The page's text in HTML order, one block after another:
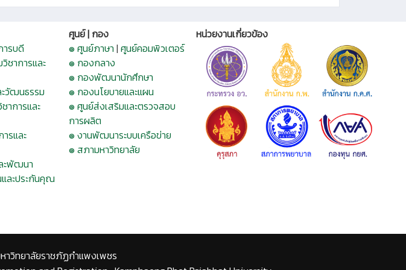
รบดี
ชาการและ
วัฒนธรรม
าการและ
รและ
ะพัฒนา
ละประกันคุณ
ศูนย์ | กอง
๏ ศูนย์ภาษา |ศูนย์คอมพิวเตอร์
๏ กองกลาง
๏ กองพัฒนานักศึกษา
๏ กองนโยบายและแผน
๏ ศูนย์ส่งเสริมและตรวจสอบ
การผลิต
๏ งานพัฒนาระบบเครือข่าย
๏ สภามหาวิทยาลัย
หน่วยงานเกี่ยวข้อง
าวิทยาลัยราชภัฏกำแพงเพชร